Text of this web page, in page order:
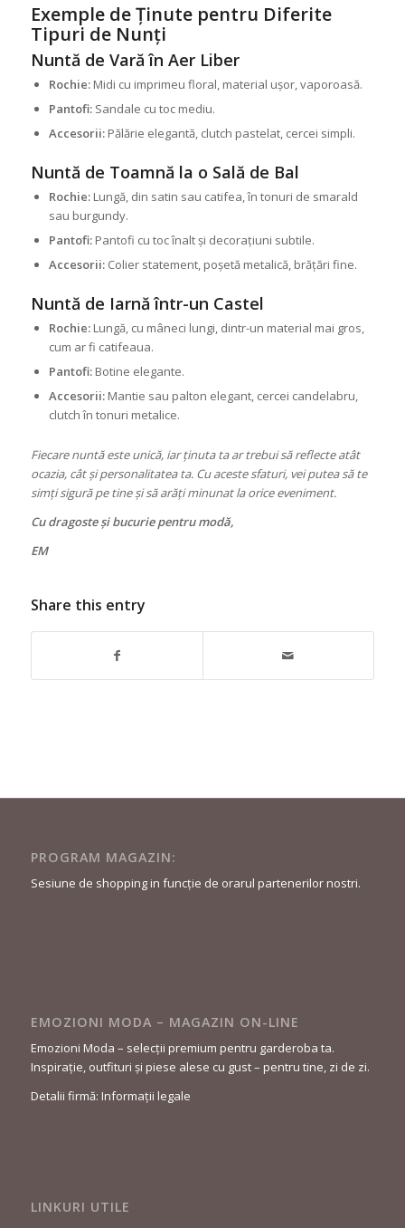
Exemple de Ținute pentru Diferite
Tipuri de Nunți
Nuntă de Vară în Aer Liber
Rochie:Midi cu imprimeu floral, material ușor, vaporoasă.
Pantofi:Sandale cu toc mediu.
Accesorii:Pălărie elegantă, clutch pastelat, cercei simpli.
Nuntă de Toamnă la o Sală de Bal
Rochie:Lungă, din satin sau catifea, în tonuri de smarald
sau burgundy.
Pantofi:Pantofi cu toc înalt și decorațiuni subtile.
Accesorii:Colier statement, poșetă metalică, brățări fine.
Nuntă de Iarnă într-un Castel
Rochie:Lungă, cu mâneci lungi, dintr-un material mai gros,
cum ar fi catifeaua.
Pantofi:Botine elegante.
Accesorii:Mantie sau palton elegant, cercei candelabru,
clutch în tonuri metalice.
Fiecare nuntă este unică, iar ținuta ta ar trebui să reflecte atât
ocazia, cât și personalitatea ta. Cu aceste sfaturi, vei putea să te
simți sigură pe tine și să arăți minunat la orice eveniment.
Cu dragoste și bucurie pentru modă,
EM
Share this entry
PROGRAM MAGAZIN:
Sesiune de shopping in funcție de orarul partenerilor nostri.
EMOZIONI MODA – MAGAZIN ON-LINE
Emozioni Moda – selecții premium pentru garderoba ta.
Inspirație, outfituri și piese alese cu gust – pentru tine, zi de zi.
Detalii firmă: Informații legale
LINKURI UTILE